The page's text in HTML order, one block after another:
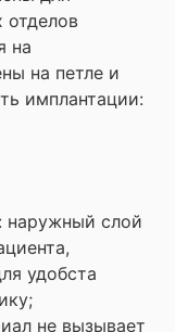
отделов
на
на петле и
имплантации:
наружный слой
удобста
не вызывает